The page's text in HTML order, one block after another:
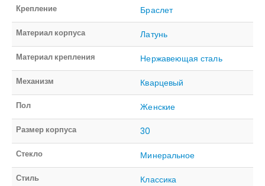
Крепление Браслет
Материал корпуса Латунь
Материал крепления Нержавеющая сталь
Механизм Кварцевый
Пол Женские
Размер корпуса 30
Стекло Минеральное
Стиль Классика